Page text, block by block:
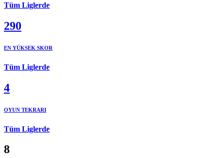
Tüm Liglerde
290
EN YÜKSEK SKOR
Tüm Liglerde
4
OYUN TEKRARI
Tüm Liglerde
8